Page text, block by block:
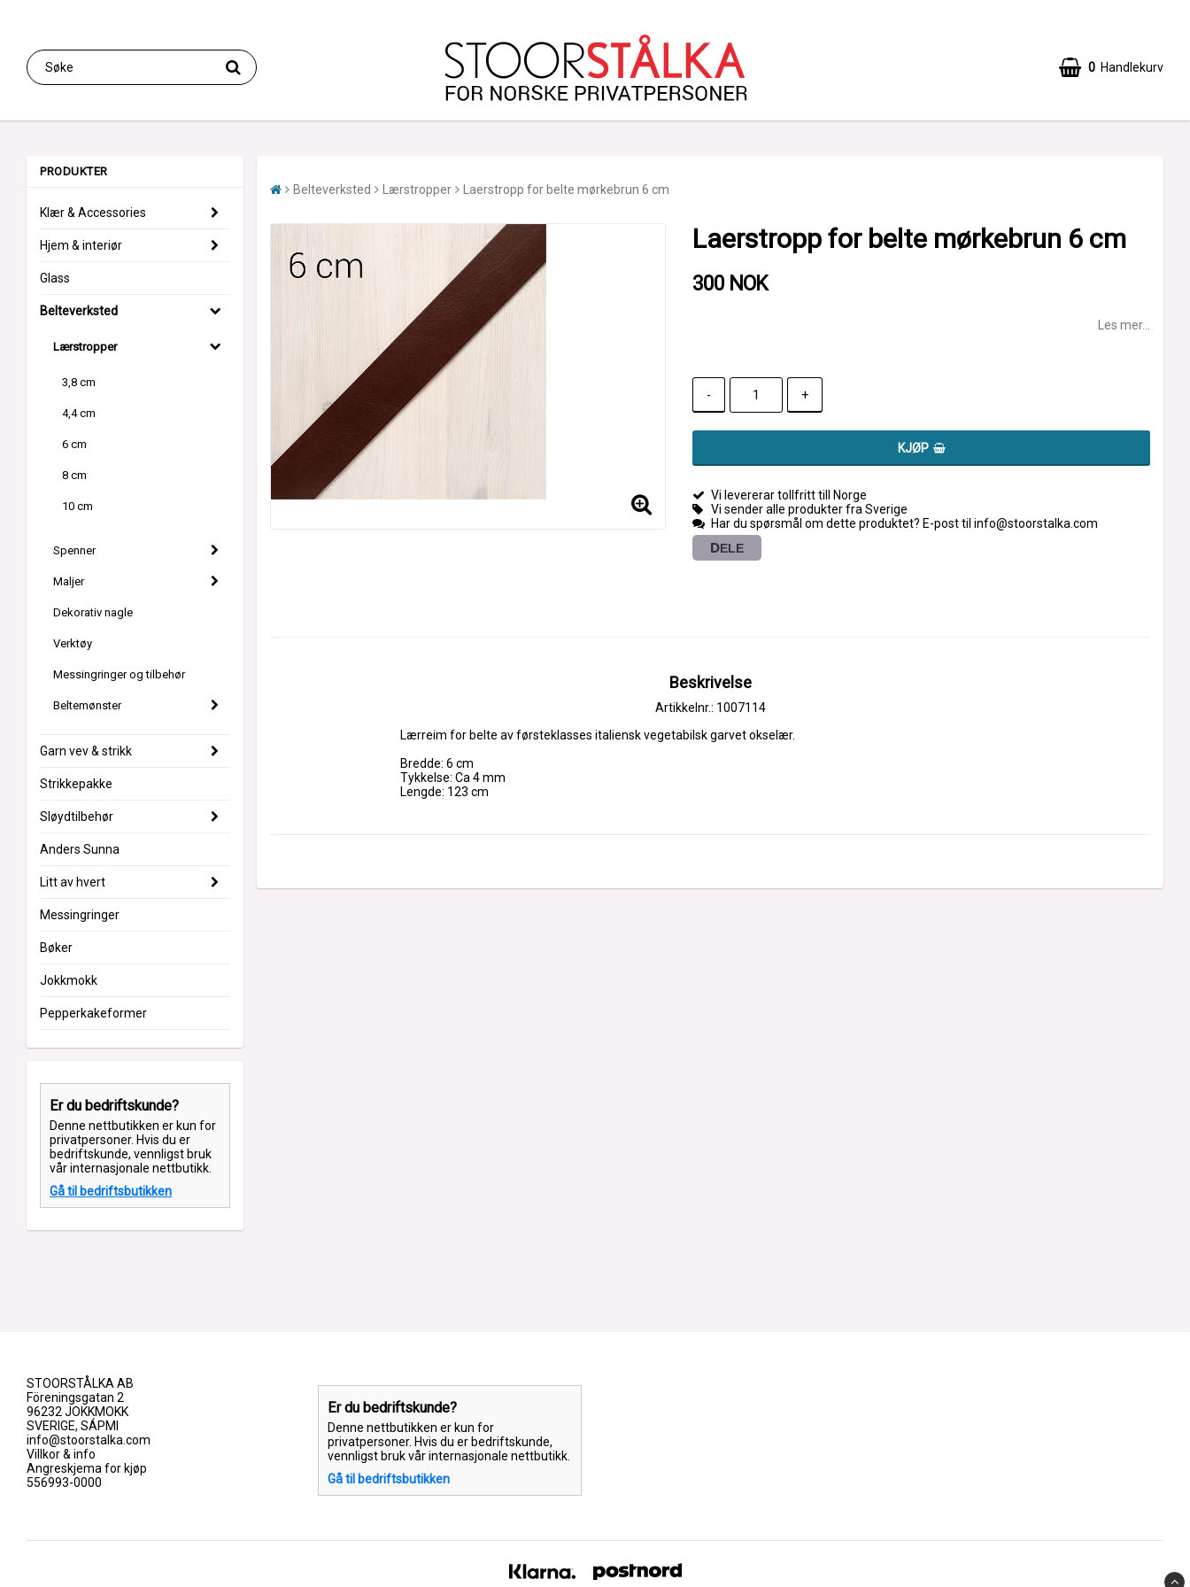
0 Handlekurv
PRODUKTER
Klær & Accessories
Hjem & interiør
Glass
Belteverksted
Lærstropper
3,8 cm
4,4 cm
6 cm
8 cm
10 cm
Spenner
Maljer
Dekorativ nagle
Verktøy
Messingringer og tilbehør
Beltemønster
Garn vev & strikk
Strikkepakke
Sløydtilbehør
Anders Sunna
Litt av hvert
Messingringer
Bøker
Jokkmokk
Pepperkakeformer
Er du bedriftskunde?
Denne nettbutikken er kun for
privatpersoner. Hvis du er
bedriftskunde, vennligst bruk
vår internasjonale nettbutikk.
Gå til bedriftsbutikken
Belteverksted Lærstropper Laerstropp for belte mørkebrun 6 cm
Laerstropp for belte mørkebrun 6 cm
300 NOK
Les mer...
- +
KJØP
Vi levererar tollfritt till Norge
Vi sender alle produkter fra Sverige
Har du spørsmål om dette produktet? E-post til info@stoorstalka.com
DELE
Beskrivelse
Artikkelnr.: 1007114
Lærreim for belte av førsteklasses italiensk vegetabilsk garvet okselær.
Bredde: 6 cm
Tykkelse: Ca 4 mm
Lengde: 123 cm
STOORSTÅLKA AB
Föreningsgatan 2
96232 JOKKMOKK
SVERIGE, SÁPMI
info@stoorstalka.com
Villkor & info
Angreskjema for kjøp
556993-0000
Er du bedriftskunde?
Denne nettbutikken er kun for
privatpersoner. Hvis du er bedriftskunde,
vennligst bruk vår internasjonale nettbutikk.
Gå til bedriftsbutikken